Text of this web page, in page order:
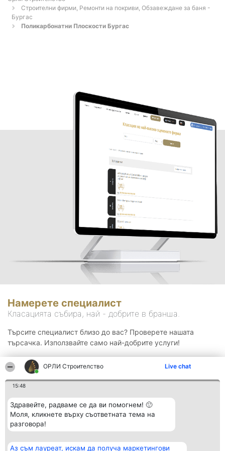
ОРЛИ Строителство Live chat
15:48
Здравейте, радваме се да ви помогнем! 🙂
Моля, кликнете върху съответната тема на
разговора!
Аз съм лауреат, искам да получа маркетингови
Строителни фирми, Ремонти на покриви, Обзавеждане за баня -
Бургас
Поликарбонатни Плоскости Бургас
Намерете специалист
Класацията събира, най - добрите в бранша.
Търсите специалист близо до вас? Проверете нашата
търсачка. Използвайте само най-добрите услуги!
Организатор на Класация Контакти